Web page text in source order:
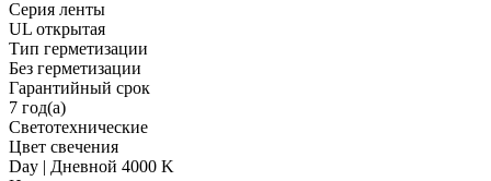
Серия ленты
UL открытая
Тип герметизации
Без герметизации
Гарантийный срок
7 год(а)
Светотехнические
Цвет свечения
Day | Дневной 4000 K